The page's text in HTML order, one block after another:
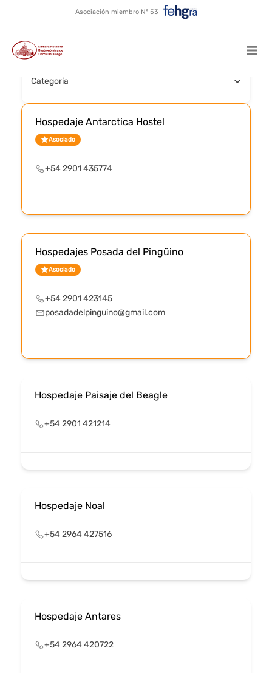
contenido
Asociación miembro N° 53
Hospedaje
Buscar por nombre
Categoría
Hospedaje Antarctica Hostel
Asociado
+54 2901 435774
Hospedajes Posada del Pingüino
Asociado
+54 2901 423145
posadadelpinguino@gmail.com
Hospedaje Paisaje del Beagle
+54 2901 421214
Hospedaje Noal
+54 2964 427516
Hospedaje Antares
+54 2964 420722